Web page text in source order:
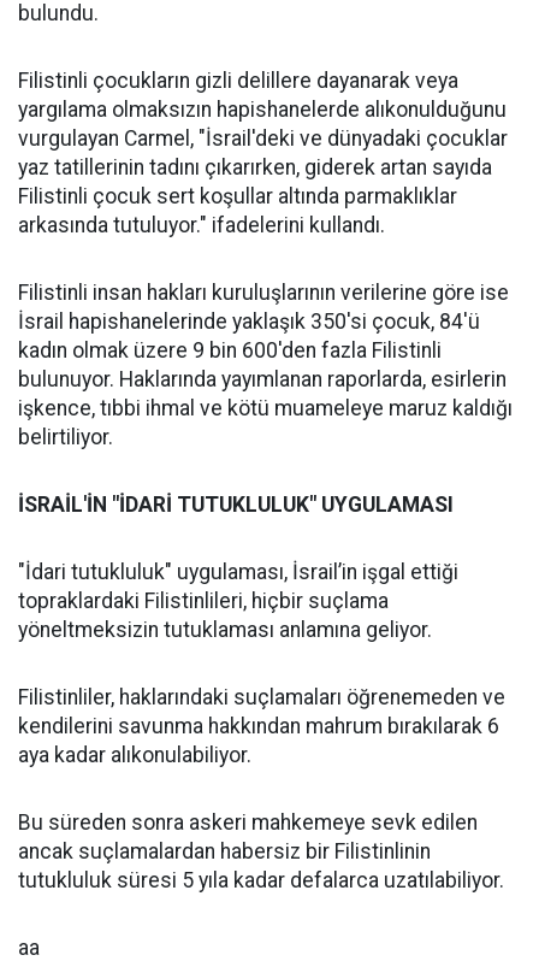
bulundu.
Filistinli çocukların gizli delillere dayanarak veya
yargılama olmaksızın hapishanelerde alıkonulduğunu
vurgulayan Carmel, "İsrail'deki ve dünyadaki çocuklar
yaz tatillerinin tadını çıkarırken, giderek artan sayıda
Filistinli çocuk sert koşullar altında parmaklıklar
arkasında tutuluyor." ifadelerini kullandı.
Filistinli insan hakları kuruluşlarının verilerine göre ise
İsrail hapishanelerinde yaklaşık 350'si çocuk, 84'ü
kadın olmak üzere 9 bin 600'den fazla Filistinli
bulunuyor. Haklarında yayımlanan raporlarda, esirlerin
işkence, tıbbi ihmal ve kötü muameleye maruz kaldığı
belirtiliyor.
İSRAİL'İN "İDARİ TUTUKLULUK" UYGULAMASI
"İdari tutukluluk" uygulaması, İsrail’in işgal ettiği
topraklardaki Filistinlileri, hiçbir suçlama
yöneltmeksizin tutuklaması anlamına geliyor.
Filistinliler, haklarındaki suçlamaları öğrenemeden ve
kendilerini savunma hakkından mahrum bırakılarak 6
aya kadar alıkonulabiliyor.
Bu süreden sonra askeri mahkemeye sevk edilen
ancak suçlamalardan habersiz bir Filistinlinin
tutukluluk süresi 5 yıla kadar defalarca uzatılabiliyor.
aa